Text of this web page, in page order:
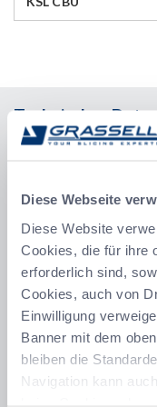
Diese Webseite
Diese Website
Cookies, die für ihre
erforderlich sind,
Cookies, auch von
Einwilligung
Banner mit dem
bleiben die
Navigation kann
Technisches
Leicht einstellbar für
auch bei besonders
berührt, kann mit einem
Einfache Sanitisierung
Modernes Design mit
Schweißnähten
Vorbereitung der
Werkzeuge erforderlich,
Eine Vielzahl von